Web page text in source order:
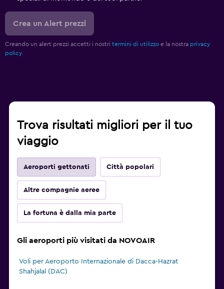
Crea un Alert prezzi
Creando un alert prezzi accetti i nostri termini di utilizzo e la nostra privacy
policy.
Trova risultati migliori per il tuo
viaggio
Aeroporti gettonati Città popolari
Altre compagnie aeree
La fortuna è dalla mia parte
Gli aeroporti più visitati da NOVOAIR
Voli per Aeroporto Internazionale di Dacca-Hazrat
Shahjalal (DAC)